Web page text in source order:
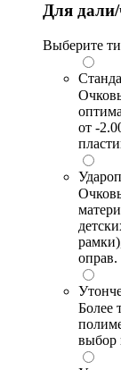
Для
Выберите
от -
оправ.
Более
выбор